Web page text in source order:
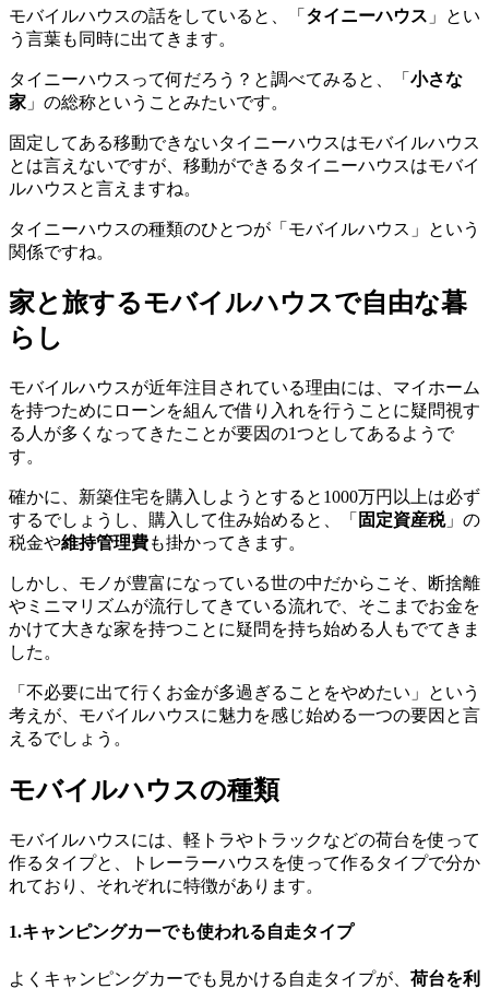
モバイルハウスの話をしていると、「 タイニーハウス 」とい
う言葉も同時に出てきます。
タイニーハウスって何だろう？と調べてみると、「 小さな
家 」の総称ということみたいです。
固定してある移動できないタイニーハウスはモバイルハウス
とは言えないですが、移動ができるタイニーハウスはモバイ
ルハウスと言えますね。
タイニーハウスの種類のひとつが「モバイルハウス」という
関係ですね。
家と旅するモバイルハウスで自由な暮
らし
モバイルハウスが近年注目されている理由には、マイホーム
を持つためにローンを組んで借り入れを行うことに疑問視す
る人が多くなってきたことが要因の1つとしてあるようで
す。
確かに、新築住宅を購入しようとすると1000万円以上は必ず
するでしょうし、購入して住み始めると、「 固定資産税」の
税金や維持管理費も掛かってきます。
しかし、モノが豊富になっている世の中だからこそ、断捨離
やミニマリズムが流行してきている流れで、そこまでお金を
かけて大きな家を持つことに疑問を持ち始める人もでてきま
した。
「不必要に出て行くお金が多過ぎることをやめたい」という
考えが、モバイルハウスに魅力を感じ始める一つの要因と言
えるでしょう。
モバイルハウスの種類
モバイルハウスには、軽トラやトラックなどの荷台を使って
作るタイプと、トレーラーハウスを使って作るタイプで分か
れており、それぞれに特徴があります。
1.キャンピングカーでも使われる自走タイプ
よくキャンピングカーでも見かける自走タイプが、 荷台を利